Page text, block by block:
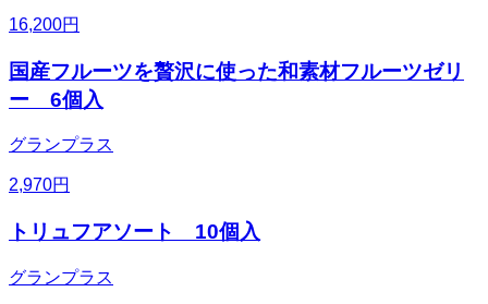
16,200円
国産フルーツを贅沢に使った和素材フルーツゼリ
ー 6個入
グランプラス
2,970円
トリュフアソート 10個入
グランプラス